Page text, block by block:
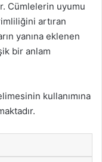
Cümlelerin uyumu
artıran
yanına eklenen
bir anlam
kullanımına